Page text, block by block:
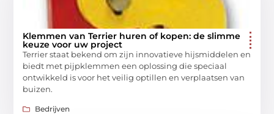
Klemmen van Terrier huren of kopen: de slimme
keuze voor uw project
Terrier staat bekend om zijn innovatieve hijsmiddelen en
biedt met pijpklemmen een oplossing die speciaal
ontwikkeld is voor het veilig optillen en verplaatsen van
buizen.
Bedrijven